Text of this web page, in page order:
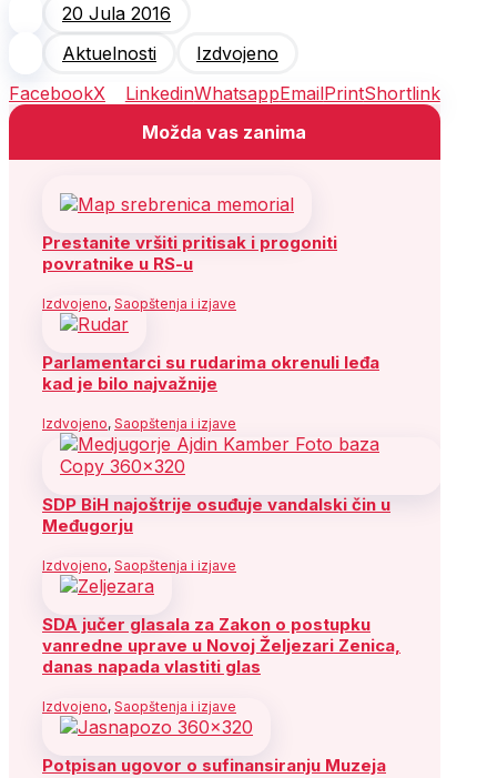
20 Jula 2016
Aktuelnosti
Izdvojeno
FacebookX LinkedinWhatsappEmailPrintShortlink
Možda vas zanima
Prestanite vršiti pritisak i progoniti
povratnike u RS-u
Izdvojeno, Saopštenja i izjave
Parlamentarci su rudarima okrenuli leđa
kad je bilo najvažnije
Izdvojeno, Saopštenja i izjave
SDP BiH najoštrije osuđuje vandalski čin u
Međugorju
Izdvojeno, Saopštenja i izjave
SDA jučer glasala za Zakon o postupku
vanredne uprave u Novoj Željezari Zenica,
danas napada vlastiti glas
Izdvojeno, Saopštenja i izjave
Potpisan ugovor o sufinansiranju Muzeja